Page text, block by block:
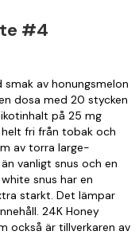
#4
av honungsmelon
dosa med 20 stycken
på 25 mg
fri från tobak och
av torra large-
vanligt snus och en
snus har en
starkt. Det lämpar
24K Honey
också är tillverkaren av